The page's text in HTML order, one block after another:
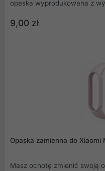
opaska wyprodukowana z
Elegancka, łatwa w
9,00 zł
Opaska zamienna do
Masz ochotę zmienić swoją